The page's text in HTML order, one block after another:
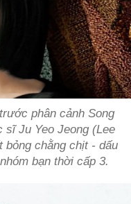
phân cảnh Song
sĩ Ju Yeo Jeong (Lee
bỏng chằng chịt - dấu
bạn thời cấp 3.